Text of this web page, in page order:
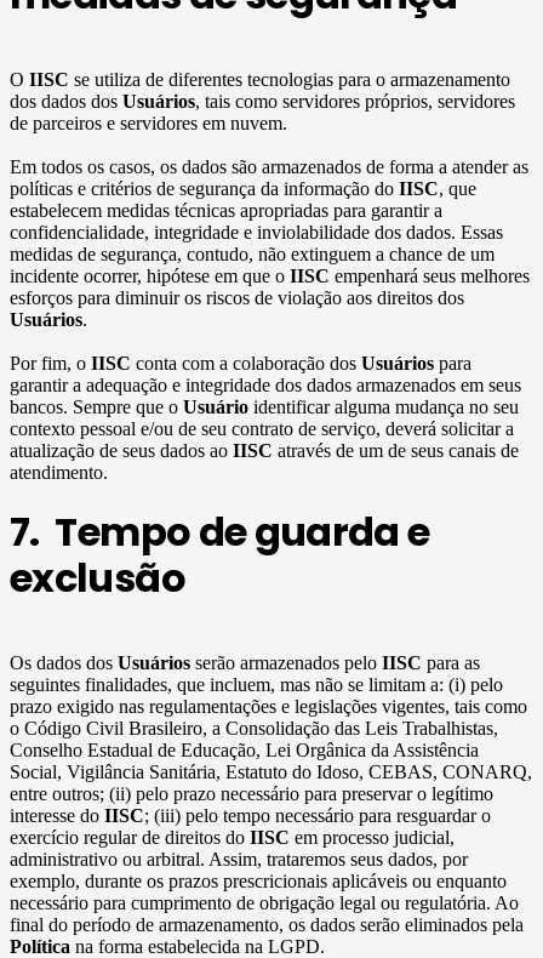
O IISC se utiliza de diferentes tecnologias para o armazenamento
dos dados dos Usuários, tais como servidores próprios, servidores
de parceiros e servidores em nuvem.
Em todos os casos, os dados são armazenados de forma a atender as
políticas e critérios de segurança da informação do IISC, que
estabelecem medidas técnicas apropriadas para garantir a
confidencialidade, integridade e inviolabilidade dos dados. Essas
medidas de segurança, contudo, não extinguem a chance de um
incidente ocorrer, hipótese em que o IISC empenhará seus melhores
esforços para diminuir os riscos de violação aos direitos dos
Usuários.
Por fim, o IISC conta com a colaboração dos Usuários para
garantir a adequação e integridade dos dados armazenados em seus
bancos. Sempre que o Usuário identificar alguma mudança no seu
contexto pessoal e/ou de seu contrato de serviço, deverá solicitar a
atualização de seus dados ao IISC através de um de seus canais de
atendimento.
7. Tempo de guarda e
exclusão
Os dados dos Usuários serão armazenados pelo IISC para as
seguintes finalidades, que incluem, mas não se limitam a: (i) pelo
prazo exigido nas regulamentações e legislações vigentes, tais como
o Código Civil Brasileiro, a Consolidação das Leis Trabalhistas,
Conselho Estadual de Educação, Lei Orgânica da Assistência
Social, Vigilância Sanitária, Estatuto do Idoso, CEBAS, CONARQ,
entre outros; (ii) pelo prazo necessário para preservar o legítimo
interesse do IISC; (iii) pelo tempo necessário para resguardar o
exercício regular de direitos do IISC em processo judicial,
administrativo ou arbitral. Assim, trataremos seus dados, por
exemplo, durante os prazos prescricionais aplicáveis ou enquanto
necessário para cumprimento de obrigação legal ou regulatória. Ao
final do período de armazenamento, os dados serão eliminados pela
Política na forma estabelecida na LGPD.